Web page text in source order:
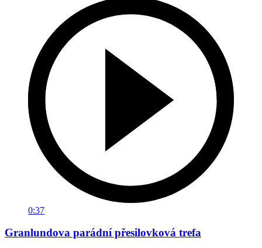
0:37
Granlundova parádní přesilovková trefa